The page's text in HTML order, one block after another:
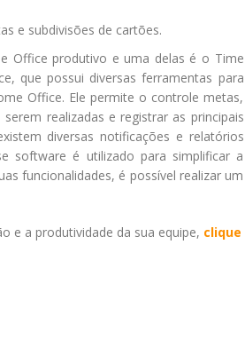
e subdivisões de cartões.
Office produtivo e uma delas é o Time
que possui diversas ferramentas para
Office. Ele permite o controle metas,
realizadas e registrar as principais
diversas notificações e relatórios
software é utilizado para simplificar a
funcionalidades, é possível realizar um
e a produtividade da sua equipe, clique